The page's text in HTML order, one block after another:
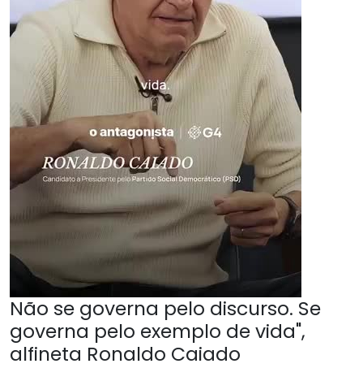
Não se governa pelo discurso. Se
governa pelo exemplo de vida",
alfineta Ronaldo Caiado